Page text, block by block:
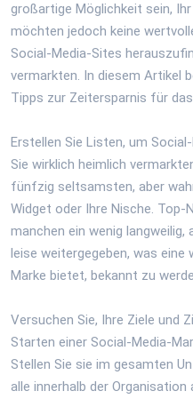
großartige Möglichkeit sein,
möchten jedoch keine
Social-Media-Sites
vermarkten. In diesem Artikel
Tipps zur Zeitersparnis für
Erstellen Sie Listen, um
Sie wirklich heimlich
fünfzig seltsamsten, aber
Widget oder Ihre Nische. Top-
manchen ein wenig
leise weitergegeben, was eine
Marke bietet, bekannt zu
Versuchen Sie, Ihre Ziele und
Starten einer Social-Media-
Stellen Sie sie im gesamten
alle innerhalb der